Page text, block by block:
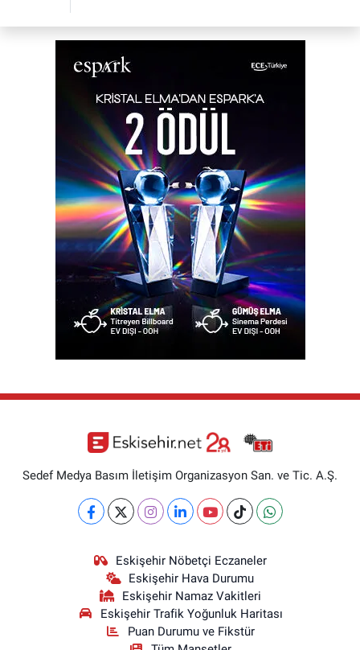
Sedef Medya Basım İletişim Organizasyon San. ve Tic. A.Ş.
Eskişehir Nöbetçi Eczaneler
Eskişehir Hava Durumu
Eskişehir Namaz Vakitleri
Eskişehir Trafik Yoğunluk Haritası
Puan Durumu ve Fikstür